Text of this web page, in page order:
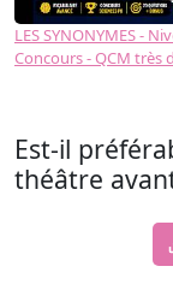
LES SYNONYMES -
Concours - QCM très
Est-il
théâtre